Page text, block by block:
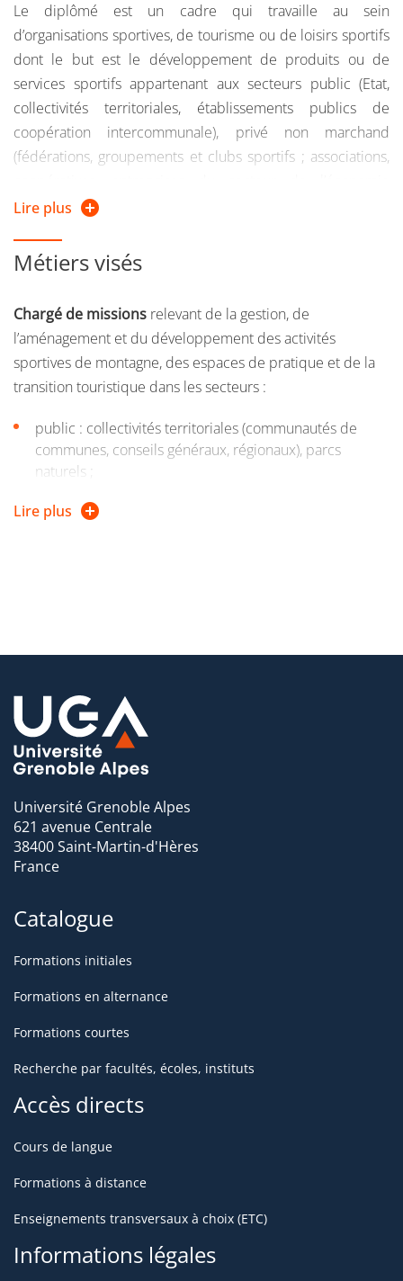
Le diplômé est un cadre qui travaille au sein
d’organisations sportives, de tourisme ou de loisirs sportifs
dont le but est le développement de produits ou de
services sportifs appartenant aux secteurs public (Etat,
collectivités territoriales, établissements publics de
coopération intercommunale), privé non marchand
(fédérations, groupements et clubs sportifs ; associations,
sociale, sociétés d'économie mixte), privé marchand
commerciales de services sportifs, agences de
sponsoring, P.M.E. ...
Lire plus
Métiers visés
Chargé de missions relevant de la gestion, de
l’aménagement et du développement des activités
sportives de montagne, des espaces de pratique et de la
transition touristique dans les secteurs :
public : collectivités territoriales (communautés de
communes, conseils généraux, régionaux), parcs
naturels ;
privé : opérateurs de tourisme, hébergeurs, exploitants
recherche d’une poursuite d’étude en doctorat.
Lire plus
Université Grenoble Alpes
621 avenue Centrale
38400 Saint-Martin-d'Hères
France
Catalogue
Formations initiales
Formations en alternance
Formations courtes
Recherche par facultés, écoles, instituts
Accès directs
Cours de langue
Formations à distance
Enseignements transversaux à choix (ETC)
Informations légales